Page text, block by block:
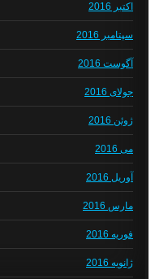
اکتبر 2016
سپتامبر 2016
آگوست 2016
جولای 2016
ژوئن 2016
می 2016
آوریل 2016
مارس 2016
فوریه 2016
ژانویه 2016